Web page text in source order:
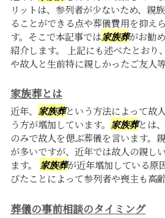
リットは、参列者が少ないため、親
ることができる点や葬儀費用を抑え
す。そこで本記事では家族葬がお勧
紹介します。 上記にも述べたとおり、
や故人と生前特に親しかったご友人
家族葬とは
近年、 家族葬という方法によって故
う方が増加しています。 家族葬とは
のみで故人を偲ぶ葬儀を言います。
が多いですが、近年では故人の親し
ます。 家族葬が近年増加している原
びたことによって参列者や喪主も高
葬儀の事前相談のタイミング